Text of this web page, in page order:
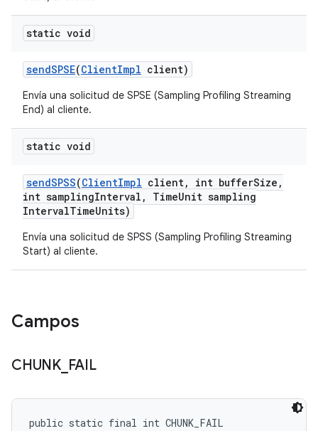
static void
sendSPSE(ClientImpl client)
Envía una solicitud de SPSE (Sampling Profiling Streaming
End) al cliente.
static void
sendSPSS(ClientImpl client, int bufferSize ,
int samplingInterval , TimeUnit sampling
IntervalTimeUnits)
Envía una solicitud de SPSS (Sampling Profiling Streaming
Start) al cliente.
Campos
CHUNK_ FAIL
public static final int CHUNK_FAIL